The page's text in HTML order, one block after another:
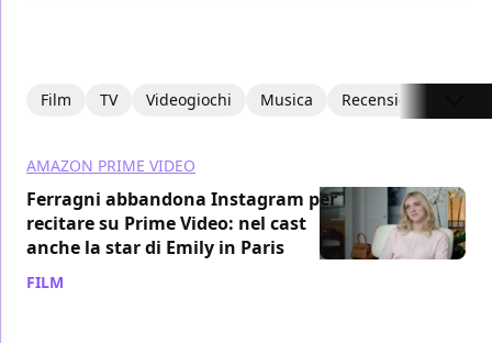
Film TV Videogiochi Musica Recensioni
AMAZON PRIME VIDEO
Ferragni abbandona Instagram per
recitare su Prime Video: nel cast
anche la star di Emily in Paris
FILM